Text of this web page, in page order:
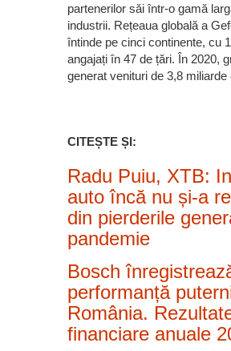
partenerilor săi într-o gamă
industrii. Rețeaua globală a
întinde pe cinci continente, cu
angajați în 47 de țări. În 2020,
generat venituri de 3,8 miliarde
CITEȘTE ȘI:
Radu Puiu, XTB:
auto încă nu și-a
din pierderile
pandemie
Bosch
performanță
România.
financiare anuale